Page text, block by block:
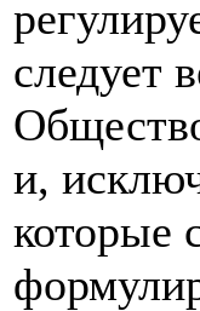
следует
и,
которые